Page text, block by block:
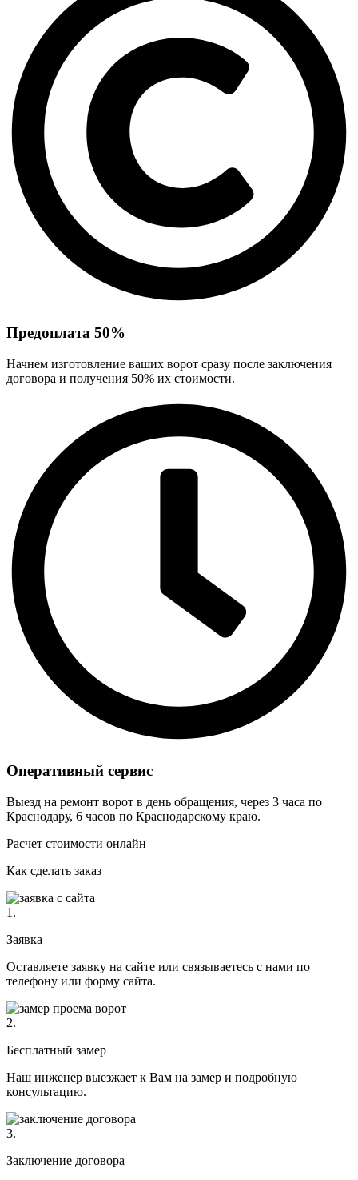
Предоплата 50%
Начнем изготовление ваших ворот сразу после заключения
договора и получения 50% их стоимости.
Оперативный сервис
Выезд на ремонт ворот в день обращения, через 3 часа по
Краснодару, 6 часов по Краснодарскому краю.
Расчет стоимости онлайн
Как сделать заказ
1.
Заявка
Оставляете заявку на сайте или связываетесь с нами по
телефону или форму сайта.
2.
Бесплатный замер
Наш инженер выезжает к Вам на замер и подробную
консультацию.
3.
Заключение договора